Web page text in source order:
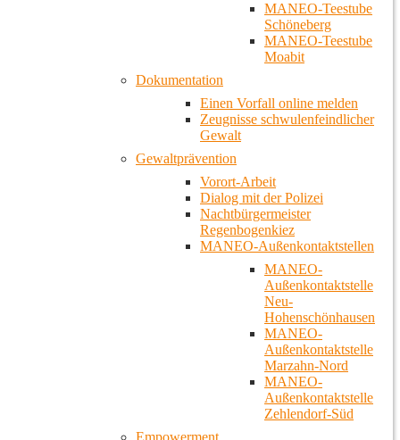
MANEO-Teestube
Schöneberg
MANEO-Teestube
Moabit
Dokumentation
Einen Vorfall online melden
Zeugnisse schwulenfeindlicher
Gewalt
Gewaltprävention
Vorort-Arbeit
Dialog mit der Polizei
Nachtbürgermeister
Regenbogenkiez
MANEO-Außenkontaktstellen
MANEO-
Außenkontaktstelle
Neu-
Hohenschönhausen
MANEO-
Außenkontaktstelle
Marzahn-Nord
MANEO-
Außenkontaktstelle
Zehlendorf-Süd
Empowerment